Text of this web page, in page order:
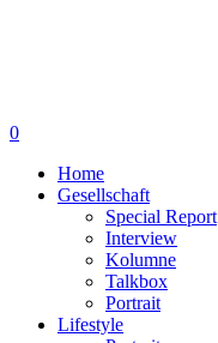
0
Home
Gesellschaft
Special Report
Interview
Kolumne
Talkbox
Portrait
Lifestyle